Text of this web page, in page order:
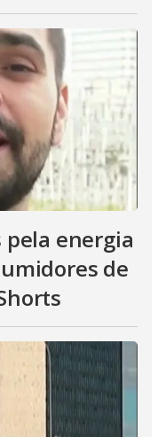
pela energia
de